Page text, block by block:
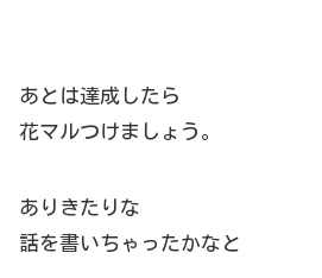
あとは達成したら
花マルつけましょう。
ありきたりな
話を書いちゃったかなと